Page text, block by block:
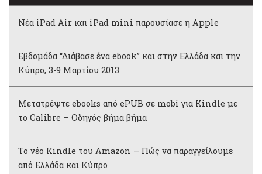
Νέα iPad Air και iPad mini παρουσίασε η Apple
Εβδομάδα “Διάβασε ένα ebook” και στην Ελλάδα και την
Κύπρο, 3-9 Μαρτίου 2013
Μετατρέψτε ebooks από ePUB σε mobi για Kindle με
το Calibre – Οδηγός βήμα βήμα
Το νέο Kindle του Amazon – Πώς να παραγγείλουμε
από Ελλάδα και Κύπρο